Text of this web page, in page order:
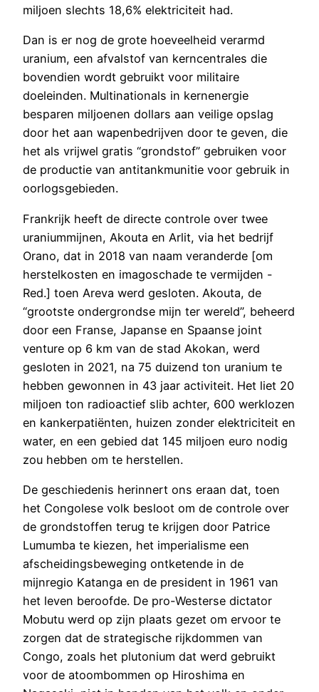
miljoen slechts 18,6% elektriciteit had.
Dan is er nog de grote hoeveelheid verarmd
uranium, een afvalstof van kerncentrales die
bovendien wordt gebruikt voor militaire
doeleinden. Multinationals in kernenergie
besparen miljoenen dollars aan veilige opslag
door het aan wapenbedrijven door te geven, die
het als vrijwel gratis “grondstof” gebruiken voor
de productie van antitankmunitie voor gebruik in
oorlogsgebieden.
Frankrijk heeft de directe controle over twee
uraniummijnen, Akouta en Arlit, via het bedrijf
Orano, dat in 2018 van naam veranderde [om
herstelkosten en imagoschade te vermijden -
Red.] toen Areva werd gesloten. Akouta, de
“grootste ondergrondse mijn ter wereld”, beheerd
door een Franse, Japanse en Spaanse joint
venture op 6 km van de stad Akokan, werd
gesloten in 2021, na 75 duizend ton uranium te
hebben gewonnen in 43 jaar activiteit. Het liet 20
miljoen ton radioactief slib achter, 600 werklozen
en kankerpatiënten, huizen zonder elektriciteit en
water, en een gebied dat 145 miljoen euro nodig
zou hebben om te herstellen.
De geschiedenis herinnert ons eraan dat, toen
het Congolese volk besloot om de controle over
de grondstoffen terug te krijgen door Patrice
Lumumba te kiezen, het imperialisme een
afscheidingsbeweging ontketende in de
mijnregio Katanga en de president in 1961 van
het leven beroofde. De pro-Westerse dictator
Mobutu werd op zijn plaats gezet om ervoor te
zorgen dat de strategische rijkdommen van
Congo, zoals het plutonium dat werd gebruikt
voor de atoombommen op Hiroshima en